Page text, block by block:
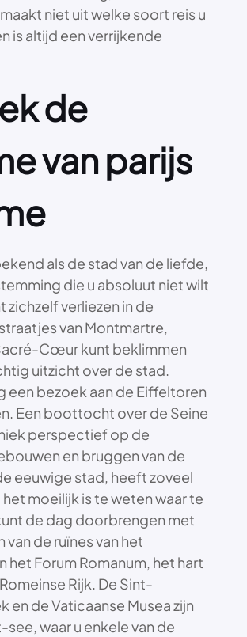
niet uit welke soort reis u
is altijd een verrijkende
de
van parijs
als de stad van de liefde,
die u absoluut niet wilt
zichzelf verliezen in de
van Montmartre,
Cœur kunt beklimmen
uitzicht over de stad.
een bezoek aan de Eiffeltoren
Een boottocht over de Seine
perspectief op de
en bruggen van de
eeuwige stad, heeft zoveel
moeilijk is te weten waar te
de dag doorbrengen met
van de ruïnes van het
het Forum Romanum, het hart
Rijk. De Sint-
en de Vaticaanse Musea zijn
waar u enkele van de